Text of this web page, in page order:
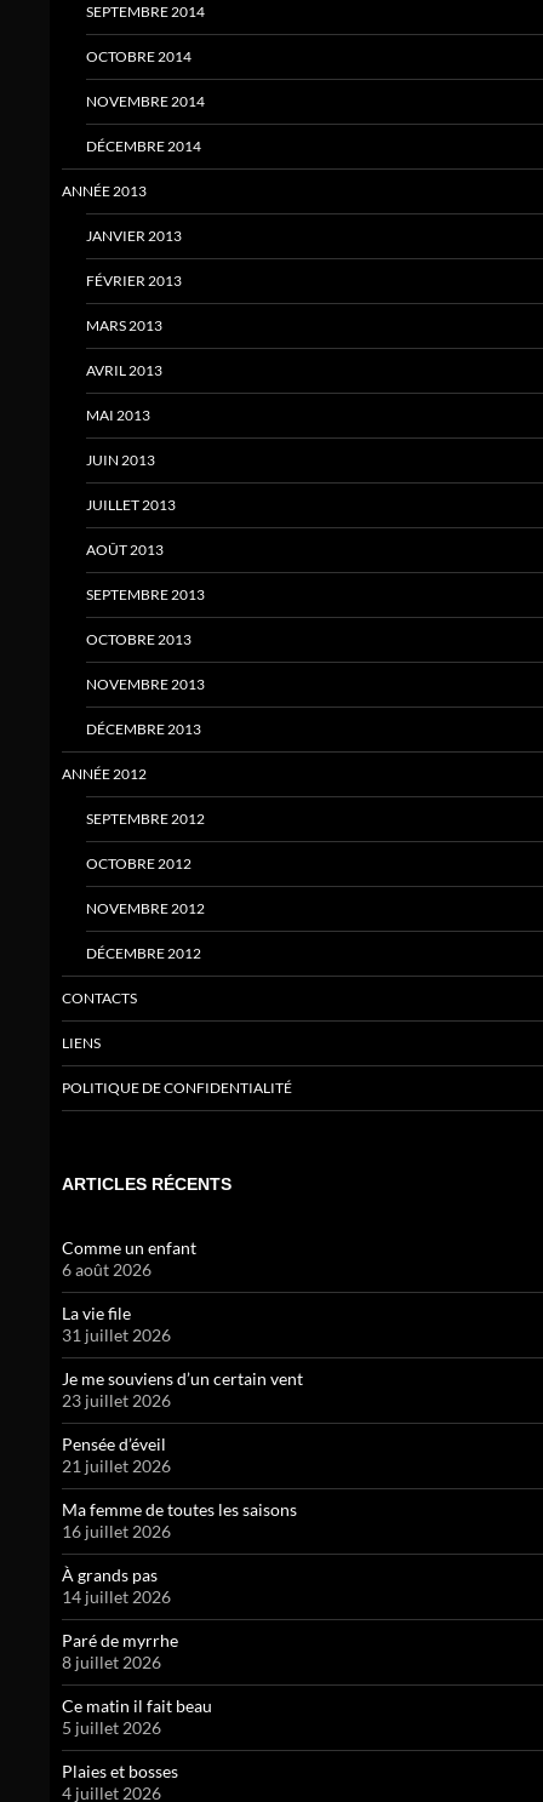
SEPTEMBRE 2014
OCTOBRE 2014
NOVEMBRE 2014
DÉCEMBRE 2014
ANNÉE 2013
JANVIER 2013
FÉVRIER 2013
MARS 2013
AVRIL 2013
MAI 2013
JUIN 2013
JUILLET 2013
AOÛT 2013
SEPTEMBRE 2013
OCTOBRE 2013
NOVEMBRE 2013
DÉCEMBRE 2013
ANNÉE 2012
SEPTEMBRE 2012
OCTOBRE 2012
NOVEMBRE 2012
DÉCEMBRE 2012
CONTACTS
LIENS
POLITIQUE DE CONFIDENTIALITÉ
ARTICLES RÉCENTS
Comme un enfant
6 août 2026
La vie file
31 juillet 2026
Je me souviens d’un certain vent
23 juillet 2026
Pensée d’éveil
21 juillet 2026
Ma femme de toutes les saisons
16 juillet 2026
À grands pas
14 juillet 2026
Paré de myrrhe
8 juillet 2026
Ce matin il fait beau
5 juillet 2026
Plaies et bosses
4 juillet 2026